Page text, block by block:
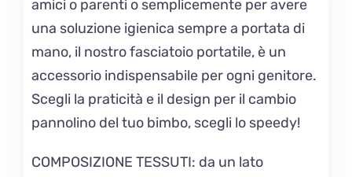
amici o parenti o semplicemente per avere
una soluzione igienica sempre a portata di
mano, il nostro fasciatoio portatile, è un
accessorio indispensabile per ogni genitore.
Scegli la praticità e il design per il cambio
pannolino del tuo bimbo, scegli lo speedy!
COMPOSIZIONE TESSUTI: da un lato